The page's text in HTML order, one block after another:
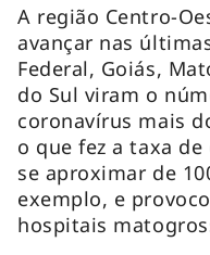
A região Centro-
avançar nas
Federal, Goiás,
do Sul viram o
coronavírus mais
o que fez a taxa
se aproximar de
exemplo, e
hospitais